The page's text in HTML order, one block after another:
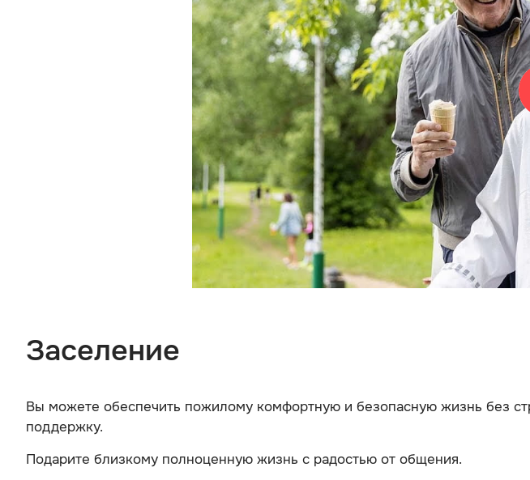
Заселение
Вы можете обеспечить пожилому комфортную и безопасную жизнь без
поддержку.
Подарите близкому полноценную жизнь с радостью от общения.